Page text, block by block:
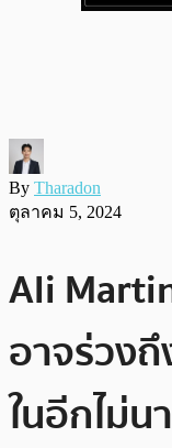
By Tharadon
ตุลาคม 5, 2024
Ali
อาจร่วง
ในอีกไม่น